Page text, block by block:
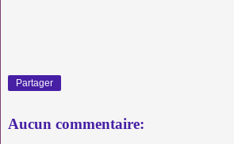
Partager
Aucun commentaire: